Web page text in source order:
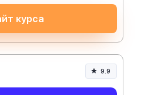
курса
9.9